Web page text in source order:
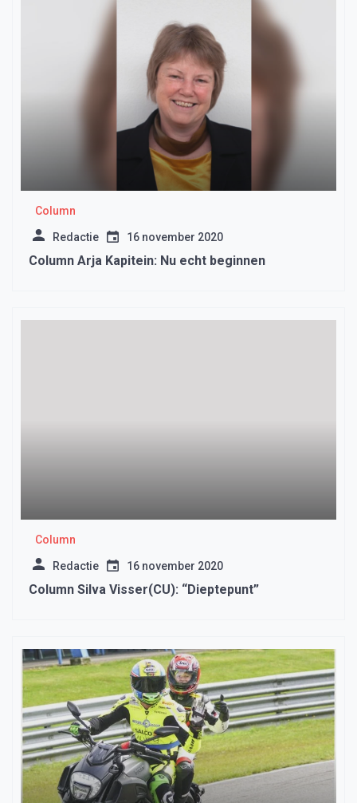
Column
Redactie 16 november 2020
Column Arja Kapitein: Nu echt beginnen
Column
Redactie 16 november 2020
Column Silva Visser(CU): “Dieptepunt”